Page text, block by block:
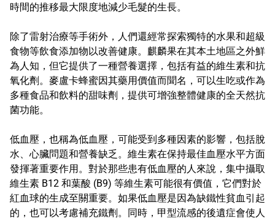
時間的推移最大限度地減少毛髮的生長。
除了雷射治療等手術外，人們還經常探索獨特的水果和超級
食物等飲食添加物以改善健康。麒麟果在其本土地區之外鮮
為人知，但它提供了一種營養選擇，包括有益的維生素和抗
氧化劑。麥盧卡蜂蜜因其藥用價值而聞名，可以生吃或作為
多種食品和飲料的甜味劑，提供可增強整體健康的全天然抗
菌功能。
低血壓，也稱為低血壓，可能受到多種因素的影響，包括脫
水、心臟問題和營養缺乏。維生素在保持最佳血壓水平方面
發揮著重要作用。對於那些患有低血壓的人來說，集中攝取
維生素 B12 和葉酸 (B9) 等維生素可能很有價值，它們對於
紅血球的生成至關重要。如果低血壓是因為缺鐵性貧血引起
的，也可以考慮補充鐵劑。同時，甲型流感的後遺症會使人